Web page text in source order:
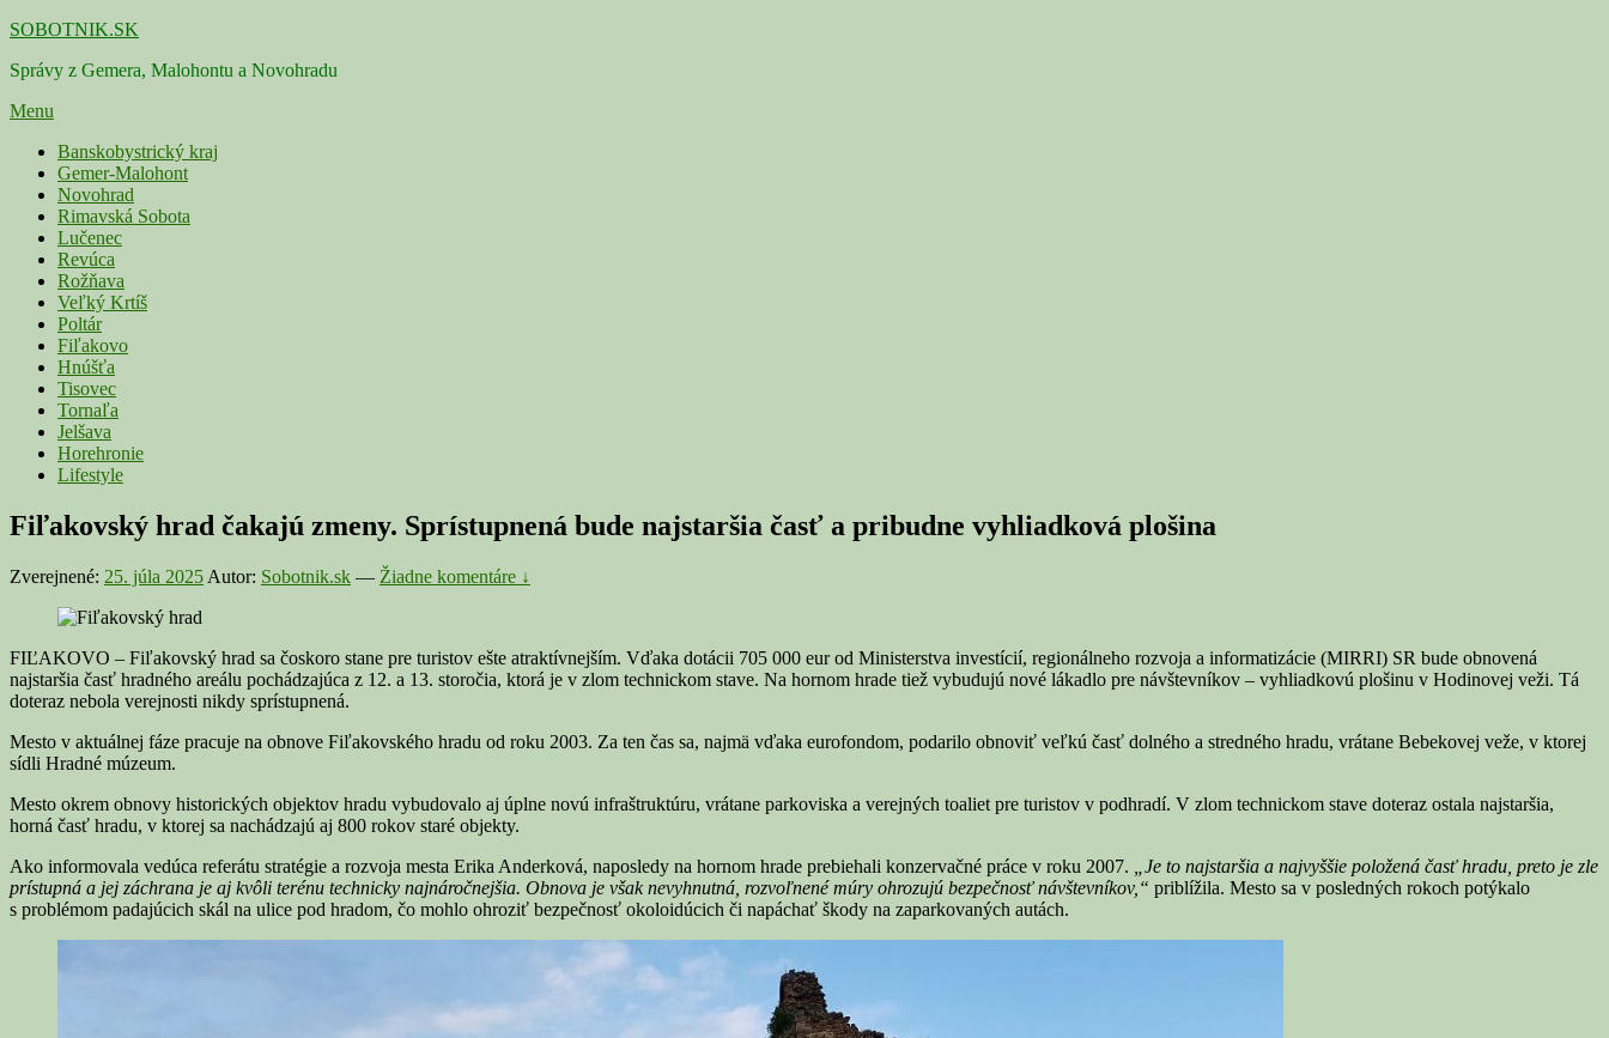
Skip
content
SOBOTNIK.SK
Správy z Gemera, Malohontu a Novohradu
Menu
Primárne
menu
Banskobystrický kraj
Gemer-Malohont
Novohrad
Rimavská Sobota
Lučenec
Revúca
Rožňava
Veľký Krtíš
Poltár
Fiľakovo
Hnúšťa
Tisovec
Tornaľa
Jelšava
Horehronie
Lifestyle
Fiľakovský hrad čakajú zmeny. Sprístupnená bude najstaršia časť a pribudne vyhliadková plošina
Zverejnené: 25. júla 2025 Autor: Sobotnik.sk — Žiadne komentáre ↓
FIĽAKOVO – Fiľakovský hrad sa čoskoro stane pre turistov ešte atraktívnejším. Vďaka dotácii 705 000 eur od Ministerstva investícií, regionálneho rozvoja a informatizácie (MIRRI) SR bude obnovená
najstaršia časť hradného areálu pochádzajúca z 12. a 13. storočia, ktorá je v zlom technickom stave. Na hornom hrade tiež vybudujú nové lákadlo pre návštevníkov – vyhliadkovú plošinu v Hodinovej veži. Tá
doteraz nebola verejnosti nikdy sprístupnená.
Mesto v aktuálnej fáze pracuje na obnove Fiľakovského hradu od roku 2003. Za ten čas sa, najmä vďaka eurofondom, podarilo obnoviť veľkú časť dolného a stredného hradu, vrátane Bebekovej veže, v ktorej
sídli Hradné múzeum.
Mesto okrem obnovy historických objektov hradu vybudovalo aj úplne novú infraštruktúru, vrátane parkoviska a verejných toaliet pre turistov v podhradí. V zlom technickom stave doteraz ostala najstaršia,
horná časť hradu, v ktorej sa nachádzajú aj 800 rokov staré objekty.
Ako informovala vedúca referátu stratégie a rozvoja mesta Erika Anderková, naposledy na hornom hrade prebiehali konzervačné práce v roku 2007.
„Je to najstaršia a najvyššie položená časť hradu, preto je zle
prístupná a jej záchrana je aj kvôli terénu technicky najnáročnejšia. Obnova je však nevyhnutná, rozvoľnené múry ohrozujú bezpečnosť návštevníkov,“ priblížila. Mesto sa v posledných rokoch potýkalo
s problémom padajúcich skál na ulice pod hradom, čo mohlo ohroziť bezpečnosť okoloidúcich či napáchať škody na zaparkovaných autách.